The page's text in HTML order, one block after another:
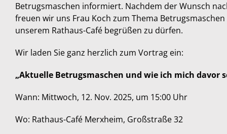
Betrugsmaschen informiert. Nachdem der Wunsch
freuen wir uns Frau Koch zum Thema
unserem Rathaus-Café begrüßen zu dürfen.
Wir laden Sie ganz herzlich zum Vortrag ein:
„Aktuelle Betrugsmaschen und wie ich mich davor
Wann: Mittwoch, 12. Nov. 2025, um 15:00 Uhr
Wo: Rathaus-Café Merxheim, Großstraße 32